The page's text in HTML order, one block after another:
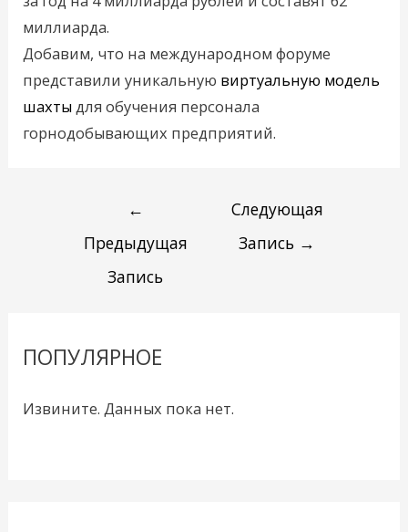
миллиарда.
Добавим, что на международном форуме
представили уникальную виртуальную модель
шахтыдля обучения персонала
горнодобывающих предприятий.
←
Предыдущая
Запись
Следующая
Запись →
ПОПУЛЯРНОЕ
Извините. Данных пока нет.